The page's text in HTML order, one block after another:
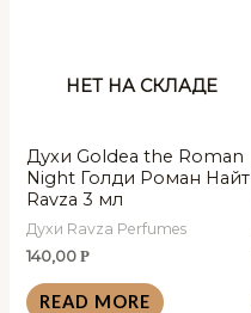
НЕТ НА СКЛАДЕ
Духи Goldea the Roman
Night Голди Роман Найт
Ravza 3 мл
Духи Ravza Perfumes
140,00Р
READ MORE